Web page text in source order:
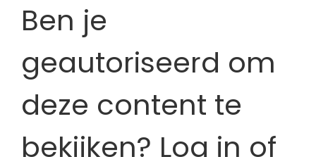
Ben je
geautoriseerd om
deze content te
bekijken? Log in of